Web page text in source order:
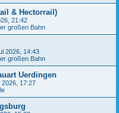
& Hectorrail)
21:42
großen Bahn
2026, 14:43
großen Bahn
Uerdingen
2026, 17:27